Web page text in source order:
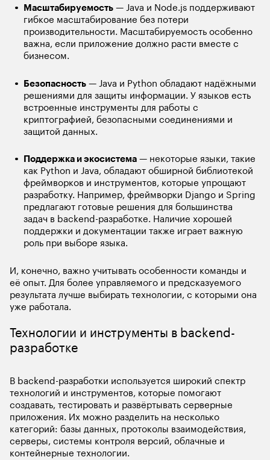
Масштабируемость — Java и Node.js поддерживают
гибкое масштабирование без потери
производительности. Масштабируемость особенно
важна, если приложение должно расти вместе с
бизнесом.
Безопасность — Java и Python обладают надёжными
решениями для защиты информации. У языков есть
встроенные инструменты для работы с
криптографией, безопасными соединениями и
защитой данных.
Поддержка и экосистема — некоторые языки, такие
как Python и Java, обладают обширной библиотекой
фреймворков и инструментов, которые упрощают
разработку. Например, фреймворки Django и Spring
предлагают готовые решения для большинства
задач в backend-разработке. Наличие хорошей
поддержки и документации также играет важную
роль при выборе языка.
И, конечно, важно учитывать особенности команды и
её опыт. Для более управляемого и предсказуемого
результата лучше выбирать технологии, с которыми она
уже работала.
Технологии и инструменты в backend-
разработке
В backend-разработки используется широкий спектр
технологий и инструментов, которые помогают
создавать, тестировать и развёртывать серверные
приложения. Их можно разделить на несколько
категорий: базы данных, протоколы взаимодействия,
серверы, системы контроля версий, облачные и
контейнерные технологии.